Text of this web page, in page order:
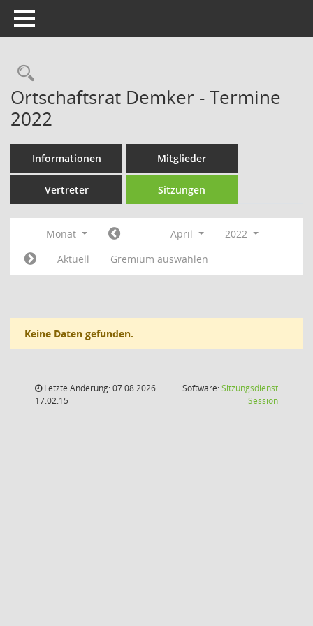
Toggle navigation
Rechercheauswahl
Ortschaftsrat Demker - Termine
2022
Informationen Mitglieder
Vertreter Sitzungen
Monat April
2022
Aktuell
Gremium auswählen
Keine Daten gefunden.
Letzte Änderung: 07.08.2026
17:02:15
Software:Sitzungsdienst
Session(Wird in